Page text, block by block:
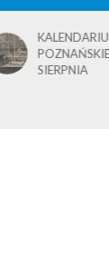
SIERPNIA